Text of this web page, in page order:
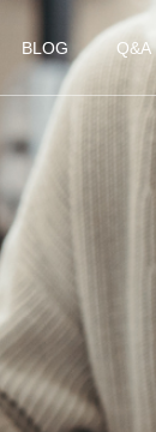
BLOG Q&A